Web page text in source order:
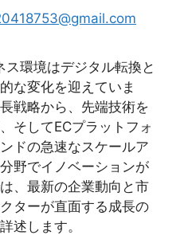
環境はデジタル転換と
な変化を迎えていま
戦略から、先端技術を
そしてECプラットフォ
ドの急速なスケールア
野でイノベーションが
、最新の企業動向と市
ターが直面する成長の
述します。